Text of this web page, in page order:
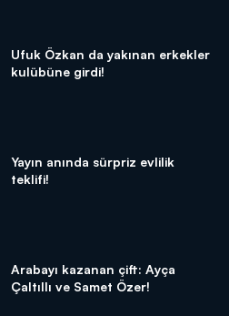
Ufuk Özkan da yakınan erkekler
kulübüne girdi!
Yayın anında sürpriz evlilik
teklifi!
Arabayı kazanan çift: Ayça
Çaltıllı ve Samet Özer!